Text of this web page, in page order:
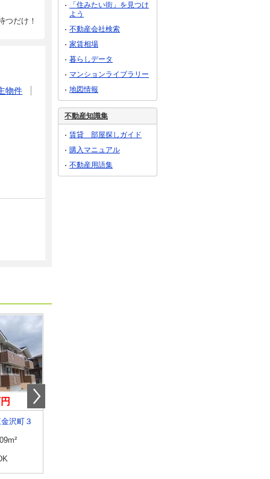
つだけ！
物件
沢町３
「住みたい街」を見つけ
よう
不動産会社検索
家賃相場
暮らしデータ
マンションライブラリー
地図情報
不動産知識集
賃貸 部屋探しガイド
購入マニュアル
不動産用語集